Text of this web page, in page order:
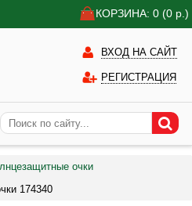
КОРЗИНА: 0 (0 р.)
ВХОД НА САЙТ
РЕГИСТРАЦИЯ
очки
174340